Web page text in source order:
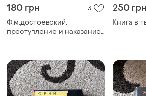
180 грн 3
Ф.м.достоевский.
преступление и наказание.
250 грн
Книга в